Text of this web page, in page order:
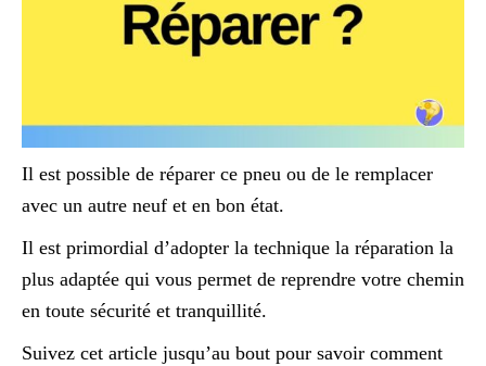
Il est possible de réparer ce pneu ou de le remplacer
avec un autre neuf et en bon état.
Il est primordial d’adopter la technique la réparation la
plus adaptée qui vous permet de reprendre votre chemin
en toute sécurité et tranquillité.
Suivez cet article jusqu’au bout pour savoir comment